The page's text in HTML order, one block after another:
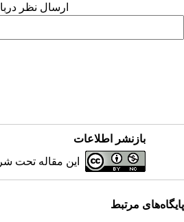
ارسال نظر
بازنشر اطلاعات
این مقاله تحت
پایگاه‌های مرتبط